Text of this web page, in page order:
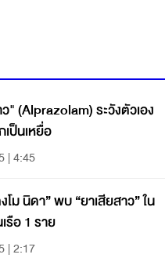
" (Alprazolam) ระวังตัวเอง
เป็นเหยื่อ
| 4:45
ม นิดา” พบ “ยาเสียสาว” ใน
อ 1 ราย
| 2:17